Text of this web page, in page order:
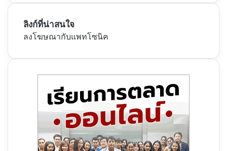
ลิงก์ที่น่าสนใจ
ลงโฆษณากับแพทโซนิค